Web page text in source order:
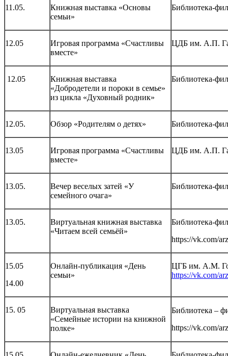
11.05.
Книжная выставка «Основы
семьи»
Библиотека-
12.05
Игровая программа «Счастливы
вместе»
ЦДБ им. А.П.
12.05
Книжная выставка
«Добродетели и пороки в семье»
из цикла «Духовный родник»
Библиотека-
12.05. Обзор «Родителям о детях» Библиотека-
13.05
Игровая программа «Счастливы
вместе»
ЦДБ им. А.П.
13.05.
Вечер веселых затей «У
семейного очага»
Библиотека-
13.05.
Виртуальная книжная выставка
«Читаем всей семьёй»
Библиотека-
https://vk.com/
15.05
14.00
Онлайн-публикация «День
семьи»
ЦГБ им. А.М.
https://vk.com/
15. 05
Виртуальная выставка
«Семейные истории на книжной
полке»
Библиотека –
https://vk.com/